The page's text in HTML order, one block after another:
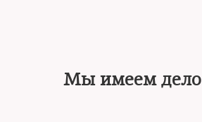
Мы имеем дело